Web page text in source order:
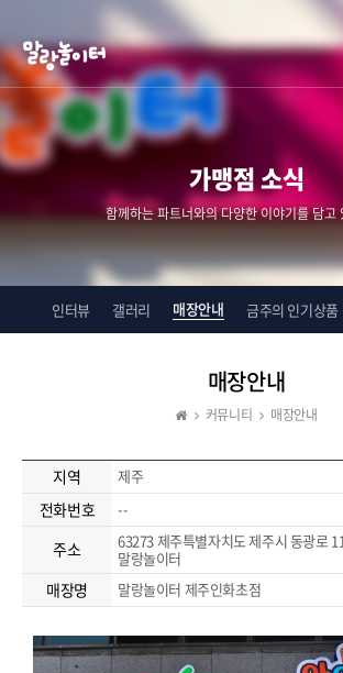
가맹점 소식
함께하는 파트너와의 다양한 이야기를 담고
인터뷰 갤러리 매장안내 금주의 인기상품
매장안내
커뮤니티 매장안내
지역 제주
전화번호 --
주소
63273 제주특별자치도 제주시 동광로
말랑놀이터
매장명 말랑놀이터 제주인화초점